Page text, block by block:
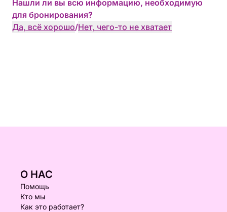
Нашли ли вы всю информацию, необходимую
для бронирования?
Да, всё хорошо/Нет, чего-то не хватает
О НАС
Помощь
Кто мы
Как это работает?